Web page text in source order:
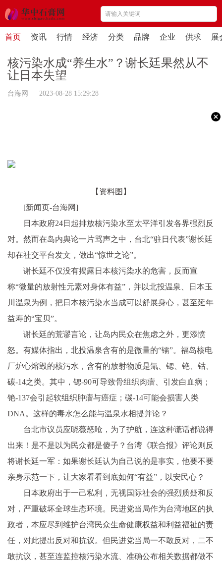
首页 资讯 行情 经济 分类 品牌 企业 供求 展
核污染水成“养生水”？谢长廷果然从不
让日本失望
台海网 2023-08-28 15:29:28
【资料图】
[新闻页-台海网]
日本政府24日起排放核污染水至太平洋引发各界强烈反
对。然而在岛内舆论一片骂声之中，台北“驻日代表”谢长廷
却在社交平台发文，做出“惊世之论”。
谢长廷不仅没有揭露日本核污染水的危害，反而宣
称“微量的放射性元素对身体有益”，并以北投温泉、日本玉
川温泉为例，把日本核污染水当成可以舒展身心，甚至延年
益寿的“宝贝”。
谢长廷的荒谬言论，让岛内民众在焦虑之外，更添愤
怒。有媒体指出，北投温泉含有的是微量的“镭”。福岛核电
厂炉心熔毁的核污水，含有的放射物质是氚、锶、铯、钴、
碳-14之类。其中，锶-90可导致骨组织肉瘤、引发白血病；
铯-137会引起软组织肿瘤与癌症；碳-14可能会损害人类
DNA。这样的毒水怎么能与温泉水相提并论？
台北市议员应晓薇怒呛，为了护航，连这种谎话都说得
出来！是不是以为民众都是傻子？台湾《联合报》评论则反
将谢长廷一军：如果谢长廷认为自己说的是事实，他要不要
亲身示范一下，让大家看看到底如何“有益”，以安民心？
日本政府出于一己私利，无视国际社会的强烈质疑和反
对，严重破坏全球生态环境。民进党当局作为台湾地区的执
政者，本应尽到维护台湾民众生命健康权益和利益福祉的责
任，对此提出反对和抗议。但民进党当局一不敢反对，二不
敢抗议，甚至连监控核污染水流、准确公布相关数据都做不